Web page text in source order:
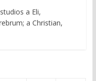
a Eli,
a Christian,